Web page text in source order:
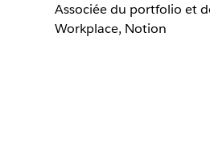
Associée du portfolio et
Workplace, Notion